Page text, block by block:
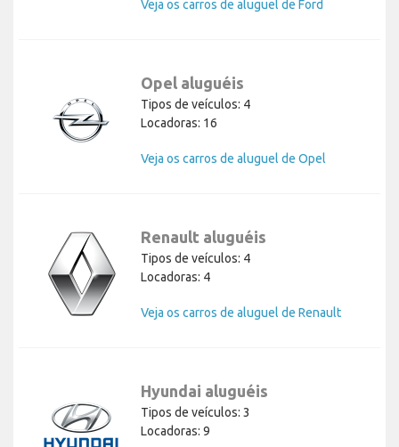
Veja os carros de aluguel de Ford
Opel aluguéis
Tipos de veículos: 4
Locadoras: 16
Veja os carros de aluguel de Opel
Renault aluguéis
Tipos de veículos: 4
Locadoras: 4
Veja os carros de aluguel de Renault
Hyundai aluguéis
Tipos de veículos: 3
Locadoras: 9